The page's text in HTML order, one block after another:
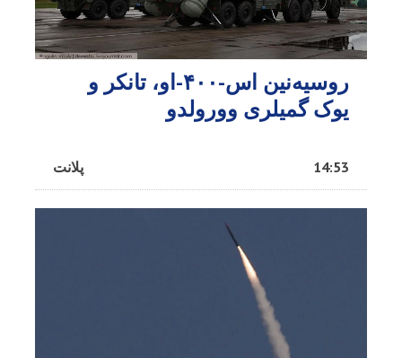
روسیه‌نین اس-۴۰۰-او، تانکر و
یوک گمیلری وورولدو
پلانت 14:53